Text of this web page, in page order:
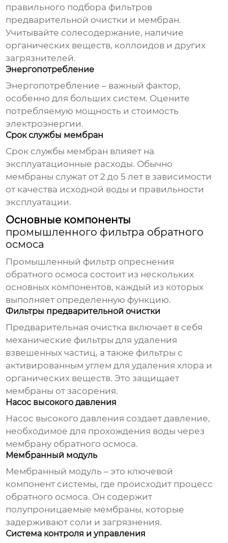
правильного подбора фильтров
предварительной очистки и мембран.
Учитывайте солесодержание, наличие
органических веществ, коллоидов и других
загрязнителей.
Энергопотребление
Энергопотребление – важный фактор,
особенно для больших систем. Оцените
потребляемую мощность и стоимость
электроэнергии.
Срок службы мембран
Срок службы мембран влияет на
эксплуатационные расходы. Обычно
мембраны служат от 2 до 5 лет в зависимости
от качества исходной воды и правильности
эксплуатации.
Основные компоненты
промышленного фильтра обратного
осмоса
Промышленный фильтр опреснения
обратного осмоса состоит из нескольких
основных компонентов, каждый из которых
выполняет определенную функцию.
Фильтры предварительной очистки
Предварительная очистка включает в себя
механические фильтры для удаления
взвешенных частиц, а также фильтры с
активированным углем для удаления хлора и
органических веществ. Это защищает
мембраны от засорения.
Насос высокого давления
Насос высокого давления создает давление,
необходимое для прохождения воды через
мембрану обратного осмоса.
Мембранный модуль
Мембранный модуль – это ключевой
компонент системы, где происходит процесс
обратного осмоса. Он содержит
полупроницаемые мембраны, которые
задерживают соли и загрязнения.
Система контроля и управления